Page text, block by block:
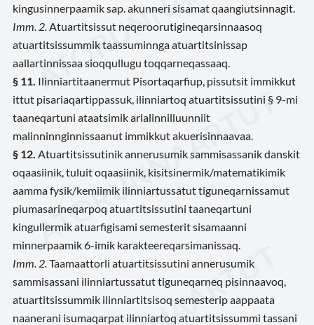
kingusinnerpaamik sap. akunneri sisamat qaangiutsinnagit.
Imm. 2. Atuartitsissut neqeroorutigineqarsinnaasoq
atuartitsissummik taassuminnga atuartitsinissap
aallartinnissaa sioqqullugu toqqarneqassaaq.
§ 11. Ilinniartitaanermut Pisortaqarfiup, pissutsit immikkut
ittut pisariaqartippassuk, ilinniartoq atuartitsissutini § 9-mi
taaneqartuni ataatsimik arlalinnilluunniit
malinninnginnissaanut immikkut akuerisinnaavaa.
§ 12. Atuartitsissutinik annerusumik sammisassanik danskit
oqaasiinik, tuluit oqaasiinik, kisitsinermik/matematikimik
aamma fysik/kemiimik ilinniartussatut tiguneqarnissamut
piumasarineqarpoq atuartitsissutini taaneqartuni
kingullermik atuarfigisami semesterit sisamaanni
minnerpaamik 6-imik karakteereqarsimanissaq.
Imm. 2. Taamaattorli atuartitsissutini annerusumik
sammisassani ilinniartussatut tiguneqarneq pisinnaavoq,
atuartitsissummik ilinniartitsisoq semesterip aappaata
naanerani isumaqarpat ilinniartoq atuartitsissummi tassani